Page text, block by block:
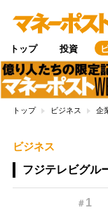
トップ 投資
トップ ビジネス 企
ビジネス
フジテレビグル
＃ 1